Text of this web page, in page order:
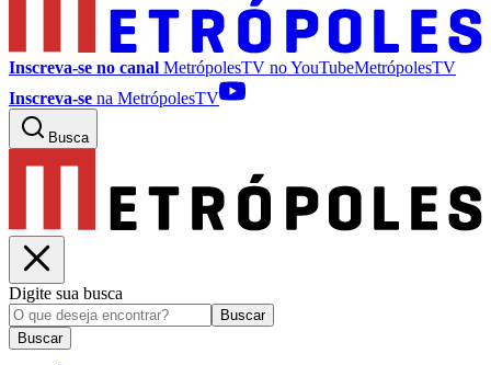
Inscreva-se no canal MetrópolesTV noYouTubeMetrópolesTV
Inscreva-se na MetrópolesTV
Busca
Digite sua busca
Buscar
Buscar